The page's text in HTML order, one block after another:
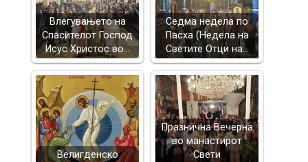
Влегувањето на
Спасителот Господ
Исус Христос во…
Седма недела по
Пасха (Недела на
Светите Отци на…
Велигденско
Празнична Вечерна
во манастирот
Свети